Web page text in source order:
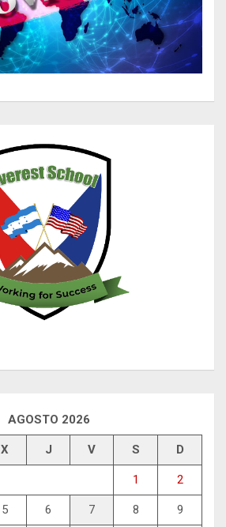
AGOSTO 2026
X J V S D
1 2
5 6 7 8 9